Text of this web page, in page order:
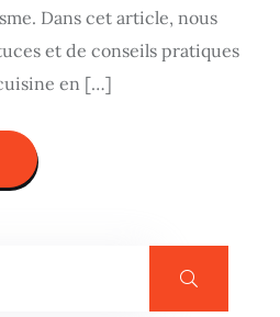
Dans cet article, nous
et de conseils pratiques
en […]